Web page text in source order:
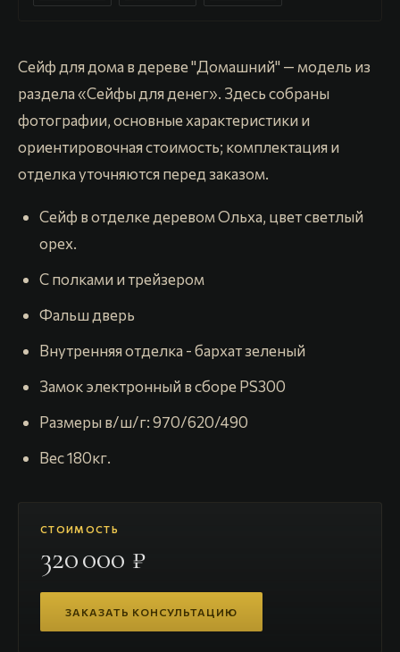
Сейф для дома в дереве "Домашний" — модель из
раздела «Сейфы для денег». Здесь собраны
фотографии, основные характеристики и
ориентировочная стоимость; комплектация и
отделка уточняются перед заказом.
Сейф в отделке деревом Ольха, цвет светлый
орех.
С полками и трейзером
Фальш дверь
Внутренняя отделка - бархат зеленый
Замок электронный в сборе PS300
Размеры в/ш/г: 970/620/490
Вес 180кг.
СТОИМОСТЬ
320 000 ₽
ЗАКАЗАТЬ КОНСУЛЬТАЦИЮ